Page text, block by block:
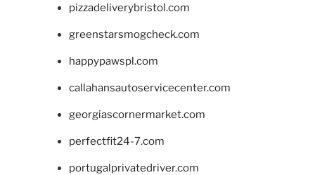
pizzadeliverybristol.com
greenstarsmogcheck.com
happypawspl.com
callahansautoservicecenter.com
georgiascornermarket.com
perfectfit24-7.com
portugalprivatedriver.com